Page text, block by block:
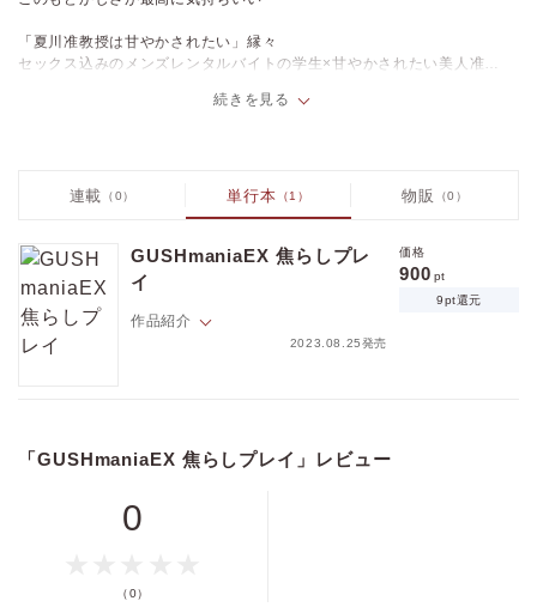
「夏川准教授は甘やかされたい」縁々
セックス込みのメンズレンタルバイトの学生×甘やかされたい美人准教
「会社員 藍原想の内緒事」綴屋めぐる
フェティッシュラブ
体臭マニア社長×貧乏フリーターのフェチズムに酔いしれるエロティッ
クラブ！
「職権濫用リアコドリーム」ツルギモモコ
爽やかイケメン社長×人気配信者、推しごとから始まるインフルエンス
続きを見る
連載 （0） 単行本 （1） 物販 （0）
GUSHmaniaEX 焦らしプレ
イ
作品紹介
2023.08.25発売
価格
900 pt
9pt還元
セックス込みのメンズレンタルバイトの学生×甘やかされたい美人准教
「ダメご主人はオオカミくんがぺろり」三月未来
「GUSHmaniaEX 焦らしプレイ」レビュー
0
（0）
pt
pt還元
ポイントを消費して購入するにはログイン・会員登録が必要です